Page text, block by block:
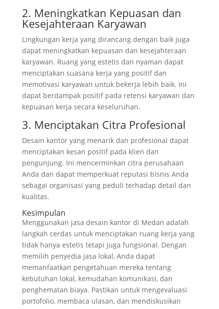
2. Meningkatkan Kepuasan dan
Kesejahteraan Karyawan
Lingkungan kerja yang dirancang dengan baik juga
dapat meningkatkan kepuasan dan kesejahteraan
karyawan. Ruang yang estetis dan nyaman dapat
menciptakan suasana kerja yang positif dan
memotivasi karyawan untuk bekerja lebih baik. Ini
dapat berdampak positif pada retensi karyawan dan
kepuasan kerja secara keseluruhan.
3. Menciptakan Citra Profesional
Desain kantor yang menarik dan profesional dapat
menciptakan kesan positif pada klien dan
pengunjung. Ini mencerminkan citra perusahaan
Anda dan dapat memperkuat reputasi bisnis Anda
sebagai organisasi yang peduli terhadap detail dan
kualitas.
Kesimpulan
Menggunakan jasa desain kantor di Medan adalah
langkah cerdas untuk menciptakan ruang kerja yang
tidak hanya estetis tetapi juga fungsional. Dengan
memilih penyedia jasa lokal, Anda dapat
memanfaatkan pengetahuan mereka tentang
kebutuhan lokal, kemudahan komunikasi, dan
penghematan biaya. Pastikan untuk mengevaluasi
portofolio, membaca ulasan, dan mendiskusikan